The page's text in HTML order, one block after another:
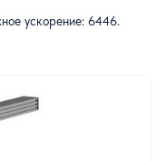
ускорение: 6446.